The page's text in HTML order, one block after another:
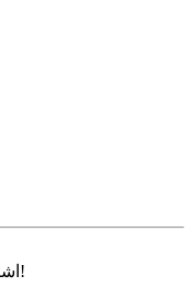
اشترك بقسم اعلانات الشقق والمنازل مجاناً!